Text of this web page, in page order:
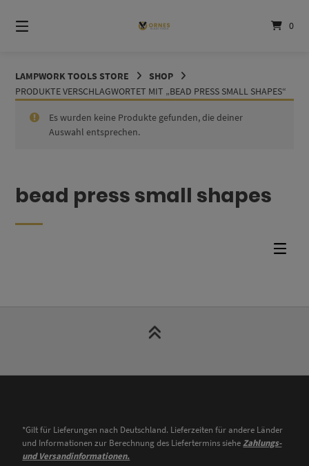
zum
Inhalt
0
LAMPWORK TOOLS STORE
SHOP
PRODUKTE VERSCHLAGWORTET MIT „BEAD PRESS SMALL SHAPES“
bead press small shapes
Es wurden keine Produkte gefunden, die deiner
Auswahl entsprechen.
*Gilt für Lieferungen nach Deutschland. Lieferzeiten für andere Länder
und Informationen zur Berechnung des Liefertermins sieheZahlungs-
und Versandinformationen.